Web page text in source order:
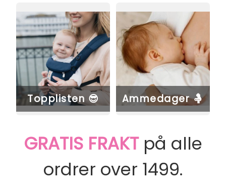
Topplisten 😎 Ammedager 🤱
GRATIS FRAKTpå alle
ordrer over 1499.